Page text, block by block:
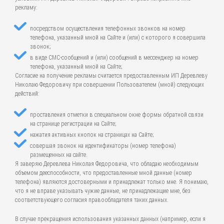
рекламу:
посредством осуществления телефонных звонков на номер
телефона, указанный мной на Сайте и (или) с которого я совершила
звонок;
в виде СМС-сообщений и (или) сообщений в мессенджер на номер
телефона, указанный мной на Сайте;
Согласие на получение рекламы считается предоставленным ИП Деревлеву
Николаю Федоровичу при совершении Пользователем (мной) следующих
действий:
проставления отметки в специальном окне формы обратной связи
на странице регистрации на Сайте;
нажатия активных кнопок на страницах на Сайте;
совершая звонок на идентификаторы (номер телефона)
размещенных на сайте.
Я заверяю Деревлева Николая Федоровича, что обладаю необходимым
объемом дееспособности, что предоставленные мной данные (номер
телефона) являются достоверными и принадлежат только мне. Я понимаю,
что я не вправе указывать чужие данные, не принадлежащие мне, без
соответствующего согласия правообладателя таких данных.
В случае прекращения использования указанных данных (например, если я